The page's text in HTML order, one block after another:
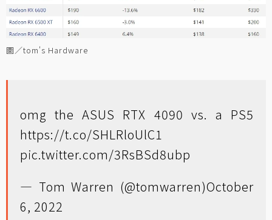
圖／tom's Hardware
omg the ASUS RTX 4090 vs. a PS5
https://t.co/SHLRloUlC1
pic.twitter.com/3RsBSd8ubp
— Tom Warren (@tomwarren)October
6, 2022